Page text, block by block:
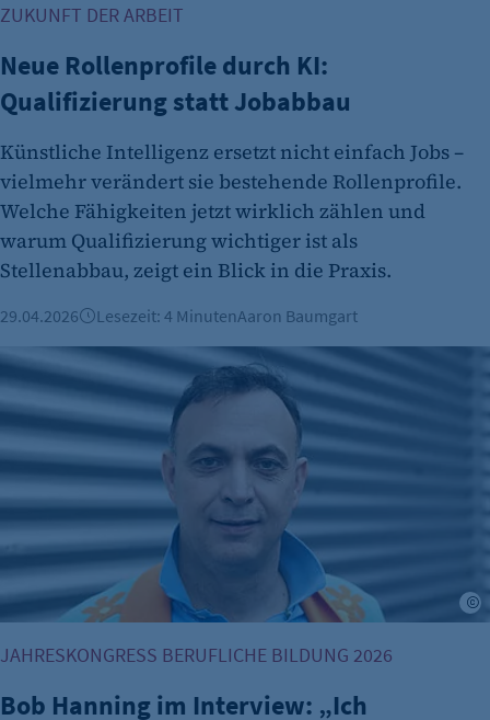
ZUKUNFT DER ARBEIT
Neue Rollenprofile durch KI:
Qualifizierung statt Jobabbau
Künstliche Intelligenz ersetzt nicht einfach Jobs –
vielmehr verändert sie bestehende Rollenprofile.
Welche Fähigkeiten jetzt wirklich zählen und
warum Qualifizierung wichtiger ist als
Stellenabbau, zeigt ein Blick in die Praxis.
29.04.2026 Lesezeit: 4 MinutenAaron Baumgart
Bob Hanning im Interview: „Ich akzeptiere um mich
JAHRESKONGRESS BERUFLICHE BILDUNG 2026
Bob Hanning im Interview: „Ich